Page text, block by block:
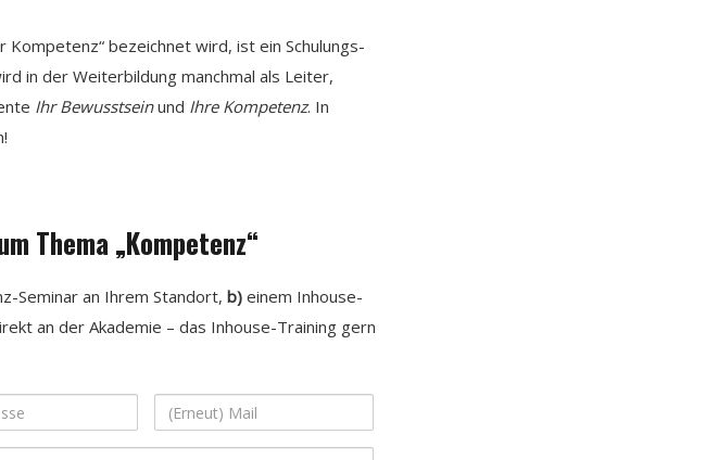
Kompetenz“ bezeichnet wird, ist ein Schulungs-
in der Weiterbildung manchmal als Leiter,
Ihr Bewusstseinund Ihre Kompetenz. In
Thema „Kompetenz“
Seminar an Ihrem Standort,b) einem Inhouse-
an der Akademie – das Inhouse-Training gern
(Erneut)